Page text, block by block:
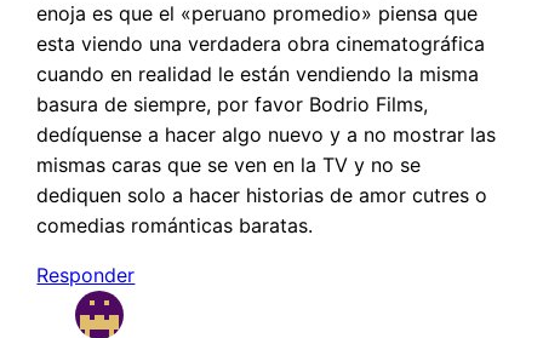
enoja es que el «peruano promedio» piensa que
esta viendo una verdadera obra cinematográfica
cuando en realidad le están vendiendo la misma
basura de siempre, por favor Bodrio Films,
dedíquense a hacer algo nuevo y a no mostrar las
mismas caras que se ven en la TV y no se
dediquen solo a hacer historias de amor cutres o
comedias románticas baratas.
Responder